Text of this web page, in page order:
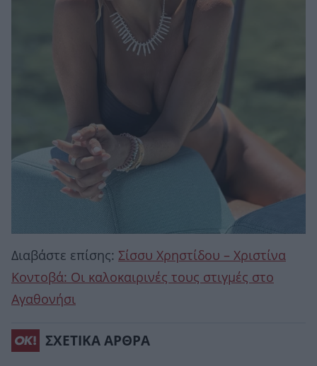
Διαβάστε επίσης: Σίσσυ Χρηστίδου – Χριστίνα
Κοντοβά: Οι καλοκαιρινές τους στιγμές στο
Αγαθονήσι
ΣΧΕΤΙΚΑ ΑΡΘΡΑ